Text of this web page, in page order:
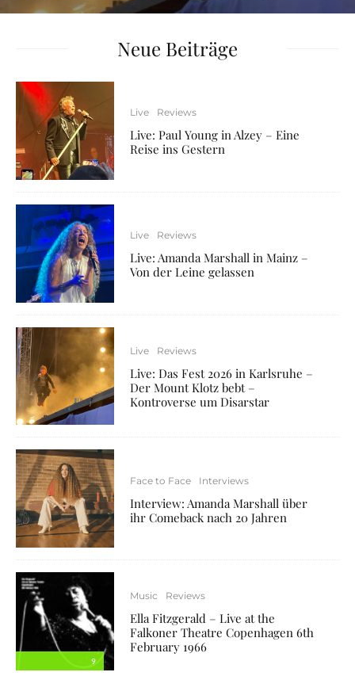
Neue Beiträge
Live Reviews
Live: Paul Young in Alzey – Eine
Reise ins Gestern
Live Reviews
Live: Amanda Marshall in Mainz –
Von der Leine gelassen
Live Reviews
Live: Das Fest 2026 in Karlsruhe –
Der Mount Klotz bebt –
Kontroverse um Disarstar
Face to Face Interviews
Interview: Amanda Marshall über
ihr Comeback nach 20 Jahren
9
Music Reviews
Ella Fitzgerald – Live at the
Falkoner Theatre Copenhagen 6th
February 1966